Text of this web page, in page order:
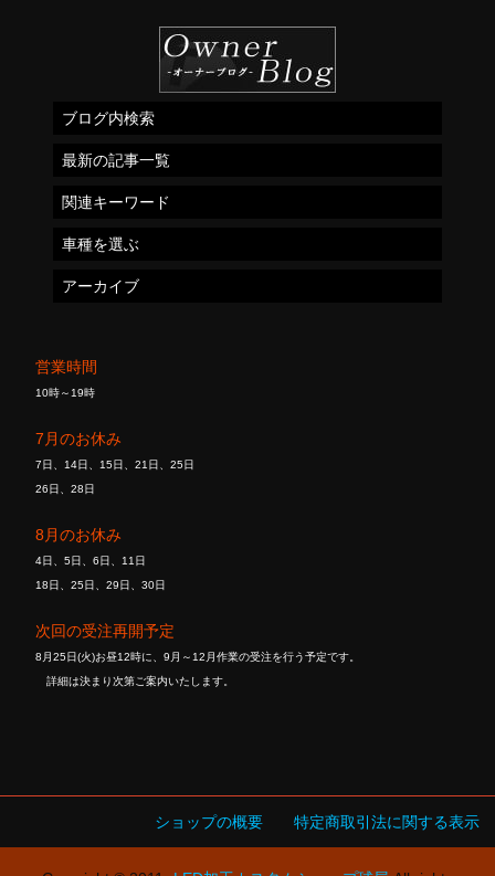
営業時間
10時～19時
7月のお休み
7日、14日、15日、21日、25日
26日、28日
8月のお休み
4日、5日、6日、11日
18日、25日、29日、30日
次回の受注再開予定
8月25日(火)お昼12時に、9月～12月作業の受注を行う予定です。
詳細は決まり次第ご案内いたします。
ブログ内検索
最新の記事一覧
関連キーワード
車種を選ぶ
アーカイブ
ショップの概要 特定商取引法に関する表示